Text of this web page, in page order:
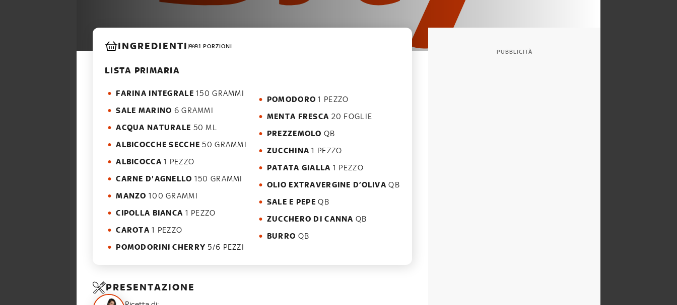
INGREDIENTI 1 PORZIONI
LISTA PRIMARIA
FARINA INTEGRALE 150 GRAMMI
SALE MARINO 6 GRAMMI
ACQUA NATURALE 50 ML
ALBICOCCHE SECCHE 50 GRAMMI
ALBICOCCA 1 PEZZO
CARNE D'AGNELLO 150 GRAMMI
MANZO 100 GRAMMI
CIPOLLA BIANCA 1 PEZZO
CAROTA 1 PEZZO
POMODORINI CHERRY 5/6 PEZZI
POMODORO 1 PEZZO
MENTA FRESCA 20 FOGLIE
PREZZEMOLO QB
ZUCCHINA 1 PEZZO
PATATA GIALLA 1 PEZZO
OLIO EXTRAVERGINE D’OLIVA QB
SALE E PEPE QB
ZUCCHERO DI CANNA QB
BURRO QB
PRESENTAZIONE
PUBBLICITÀ